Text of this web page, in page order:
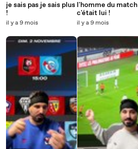
je sais pas je sais plus
!
il y a 9 mois
l'homme du match
c'était lui !
il y a 9 mois